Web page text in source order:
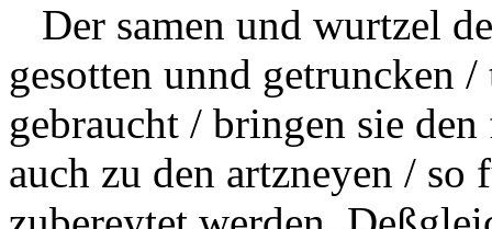
Der samen und wurtzel
gesotten unnd getruncken /
gebraucht / bringen sie
auch zu den artzneyen /